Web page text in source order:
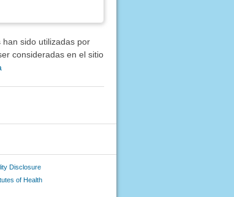
sido utilizadas por
consideradas en el sitio
Disclosure
of Health